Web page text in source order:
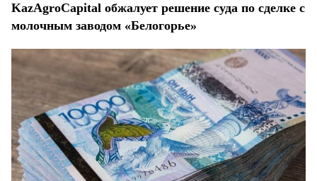
KazAgroCapital обжалует решение суда по сделке с
молочным заводом «Белогорье»